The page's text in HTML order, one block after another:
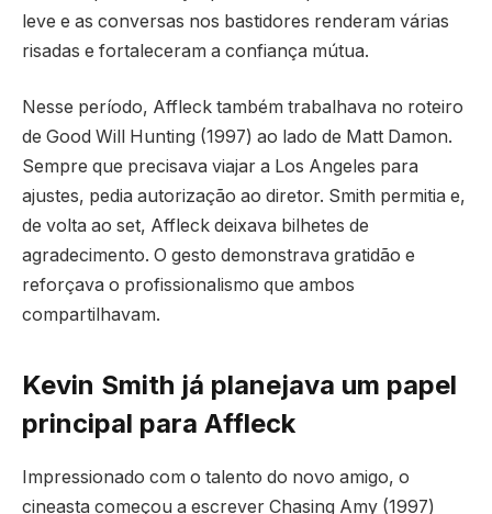
leve e as conversas nos bastidores renderam várias
risadas e fortaleceram a confiança mútua.
Nesse período, Affleck também trabalhava no roteiro
de Good Will Hunting (1997) ao lado de Matt Damon.
Sempre que precisava viajar a Los Angeles para
ajustes, pedia autorização ao diretor. Smith permitia e,
de volta ao set, Affleck deixava bilhetes de
agradecimento. O gesto demonstrava gratidão e
reforçava o profissionalismo que ambos
compartilhavam.
Kevin Smith já planejava um papel
principal para Affleck
Impressionado com o talento do novo amigo, o
cineasta começou a escrever Chasing Amy (1997)